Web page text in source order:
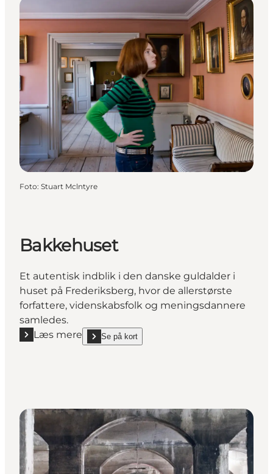
Foto: Stuart Mclntyre
Bakkehuset
Et autentisk indblik i den danske guldalder i
huset på Frederiksberg, hvor de allerstørste
forfattere, videnskabsfolk og meningsdannere
samledes.
Læs mere
Læs mere "Bakkehuset"
Se på kort
show Bakkehuset on_map